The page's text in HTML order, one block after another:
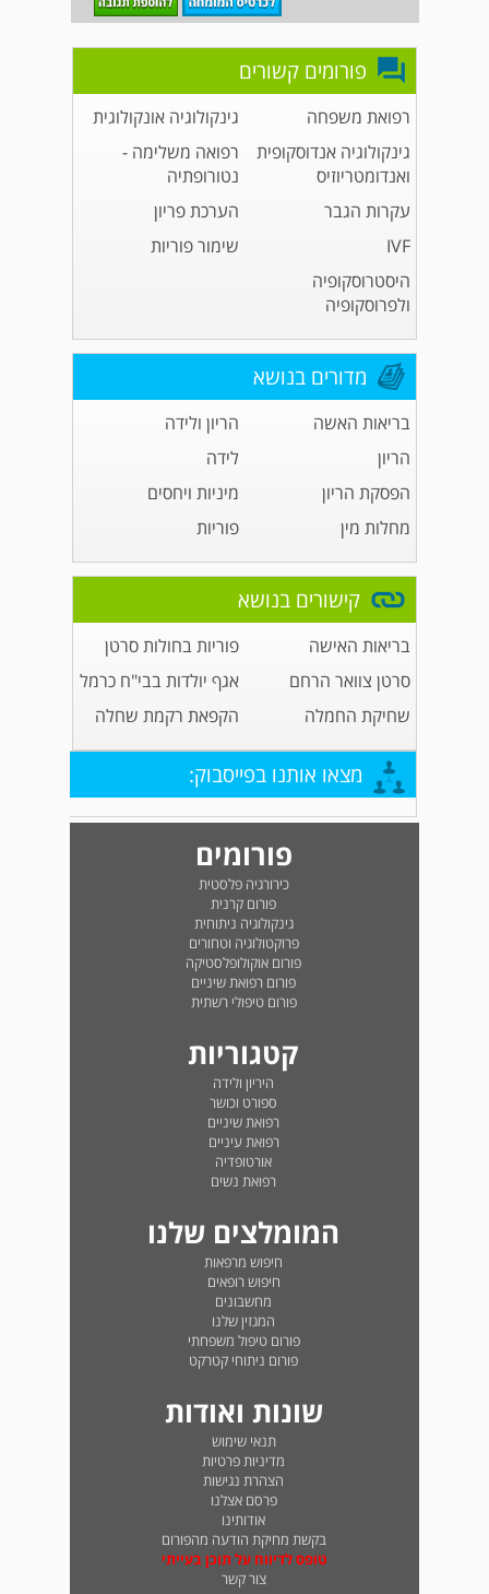
פורומים קשורים
רפואת משפחה
גינקולוגיה אונקולוגית
גינקולוגיה אנדוסקופית
ואנדומטריוזיס
רפואה משלימה -
נטורופתיה
עקרות הגבר
הערכת פריון
IVF
שימור פוריות
היסטרוסקופיה
ולפרוסקופיה
מדורים בנושא
בריאות האשה
הריון ולידה
הריון
לידה
הפסקת הריון
מיניות ויחסים
מחלות מין
פוריות
קישורים בנושא
בריאות האישה
פוריות בחולות סרטן
סרטן צוואר הרחם
אגף יולדות בבי"ח כרמל
שחיקת החמלה
הקפאת רקמת שחלה
מצאו אותנו בפייסבוק:
פורומים
כירורגיה פלסטית
פורום קרנית
גינקולוגיה ניתוחית
פרוקטולוגיה וטחורים
פורום אוקולופלסטיקה
פורום רפואת שיניים
פורום טיפולי רשתית
קטגוריות
היריון ולידה
ספורט וכושר
רפואת שיניים
רפואת עיניים
אורטופדיה
רפואת נשים
המומלצים שלנו
חיפוש מרפאות
חיפוש רופאים
מחשבונים
המגזין שלנו
פורום טיפול משפחתי
פורום ניתוחי קטרקט
שונות ואודות
תנאי שימוש
מדיניות פרטיות
הצהרת נגישות
פרסם אצלנו
אודותינו
בקשת מחיקת הודעה מהפורום
טופס לדיווח על תוכן בעייתי
צור קשר